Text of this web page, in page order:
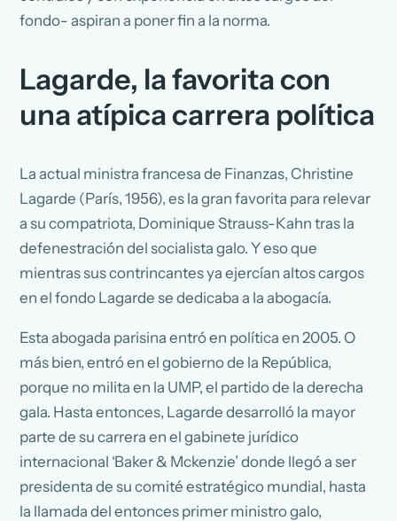
fondo- aspiran a poner fin a la norma.
Lagarde, la favorita con
una atípica carrera política
La actual ministra francesa de Finanzas, Christine
Lagarde (París, 1956), es la gran favorita para relevar
a su compatriota, Dominique Strauss-Kahn tras la
defenestración del socialista galo. Y eso que
mientras sus contrincantes ya ejercían altos cargos
en el fondo Lagarde se dedicaba a la abogacía.
Esta abogada parisina entró en política en 2005. O
más bien, entró en el gobierno de la República,
porque no milita en la UMP, el partido de la derecha
gala. Hasta entonces, Lagarde desarrolló la mayor
parte de su carrera en el gabinete jurídico
internacional ‘Baker & Mckenzie’ donde llegó a ser
presidenta de su comité estratégico mundial, hasta
la llamada del entonces primer ministro galo,